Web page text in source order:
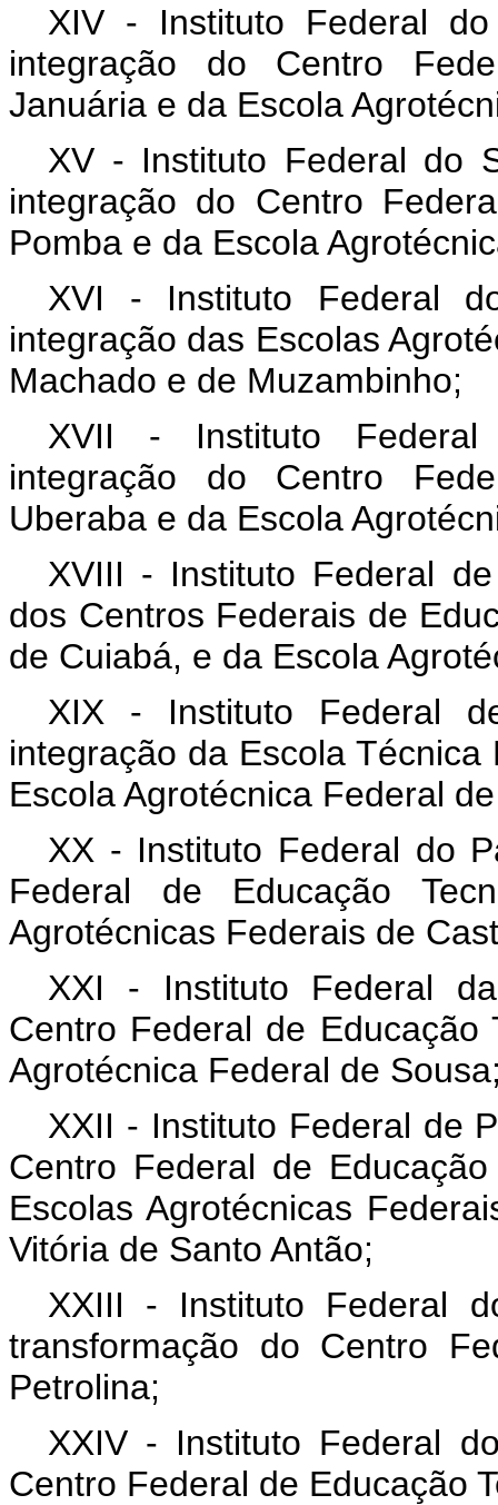
XIV - Instituto Federal
integração do Centro
Januária e da Escola
XV - Instituto Federal do
integração do Centro
Pomba e da Escola
XVI - Instituto Federal
integração das Escolas
Machado e de Muzambinho;
XVII - Instituto Federal
integração do Centro
Uberaba e da Escola
XVIII - Instituto Federal
dos Centros Federais de
de Cuiabá, e da Escola
XIX - Instituto Federal
integração da Escola
Escola Agrotécnica Federal
XX - Instituto Federal do
Federal de Educação
Agrotécnicas Federais de
XXI - Instituto Federal
Centro Federal de
Agrotécnica Federal de
XXII - Instituto Federal de
Centro Federal de
Escolas Agrotécnicas
Vitória de Santo Antão;
XXIII - Instituto Federal
transformação do Centro
Petrolina;
XXIV - Instituto Federal
Centro Federal de Educação